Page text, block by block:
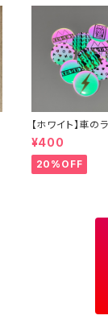
【ホワイト】車の
光る！缶バッジ
¥400
20%OFF